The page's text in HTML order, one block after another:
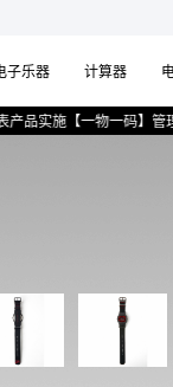
子乐器 计算器
【一物一码】管理的公告